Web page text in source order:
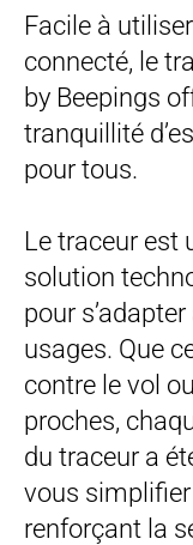
Facile à
connecté, le
by Beepings
tranquillité
pour tous.
Le traceur est
solution
pour
usages. Que
contre le vol
proches,
du traceur a
vous
renforçant la